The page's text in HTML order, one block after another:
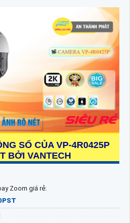
SỐ CỦA VP-4R0425P
BỞI VANTECH
Zoom giá rẻ: